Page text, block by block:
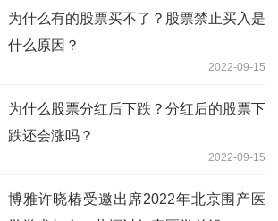
为什么有的股票买不了？股票禁止买入是
什么原因？
2022-09-15
为什么股票分红后下跌？分红后的股票下
跌还会涨吗？
2022-09-15
博雅许晓椿受邀出席2022年北京围产医